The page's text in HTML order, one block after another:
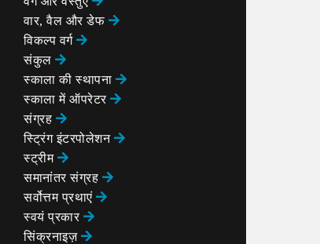
वार, वैल और डेफ
विकल्प वर्ग
संकुल
स्काला की स्थापना
स्काला में ऑपरेटर
संग्रह
स्ट्रिंग इंटरपोलेशन
स्ट्रीम
समानांतर संग्रह
सर्वोत्तम प्रथाएं
स्वयं प्रकार
सिंक्रनाइज़